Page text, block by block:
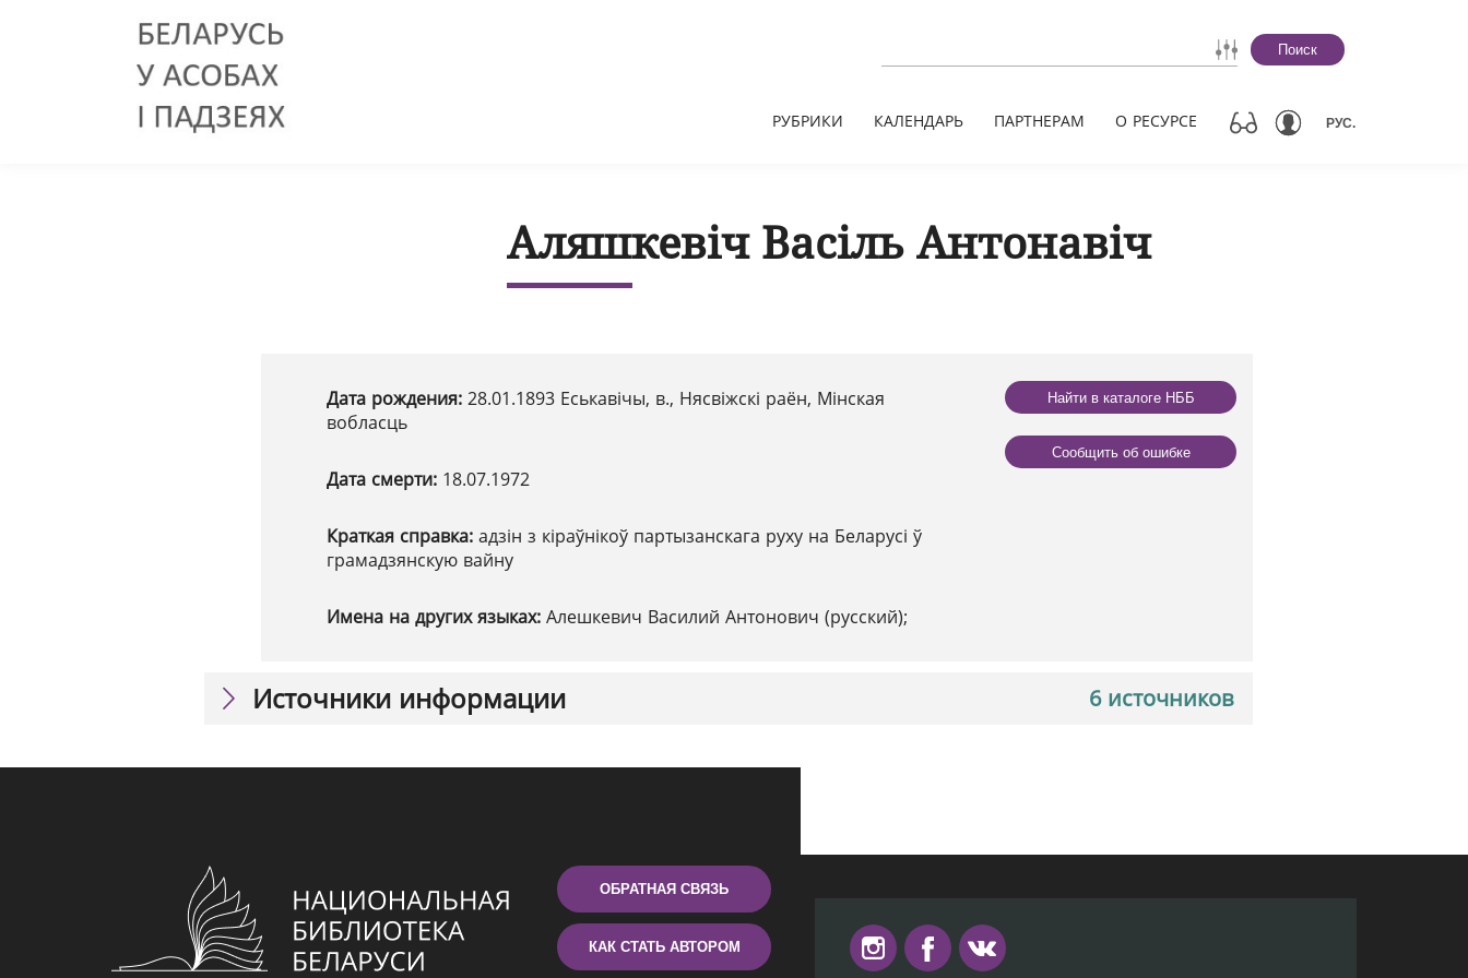
Поиск
РУБРИКИ КАЛЕНДАРЬ ПАРТНЕРАМ О РЕСУРСЕ РУС.
Аляшкевіч Васіль Антонавіч
Дата рождения: 28.01.1893 Еськавічы, в., Нясвіжскі раён, Мінская
вобласць
Дата смерти: 18.07.1972
Краткая справка: адзін з кіраўнікоў партызанскага руху на Беларусі ў
грамадзянскую вайну
Имена на других языках: Алешкевич Василий Антонович (русский);
Найти в каталоге НББ
Сообщить об ошибке
6 источников
Источники информации
ОБРАТНАЯ СВЯЗЬ
КАК СТАТЬ АВТОРОМ